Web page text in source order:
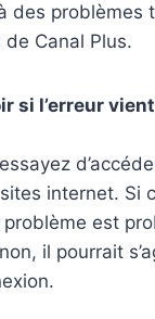
des problèmes
Canal Plus.
si l’erreur
internet. Si
est
il pourrait